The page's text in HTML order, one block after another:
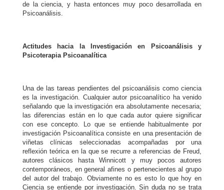
de la ciencia, y hasta entonces muy poco desarrollada en
Psicoanálisis.
Actitudes hacia la Investigación en Psicoanálisis y
Psicoterapia Psicoanalítica
Una de las tareas pendientes del psicoanálisis como ciencia
es la investigación. Cualquier autor psicoanalítico ha venido
señalando que la investigación era absolutamente necesaria;
las diferencias están en lo que cada autor quiere significar
con ese concepto. Lo que se entiende habitualmente por
investigación Psicoanalítica consiste en una presentación de
viñetas clínicas seleccionadas acompañadas por una
reflexión teórica en la que se recurre a referencias de Freud,
autores clásicos hasta Winnicott y muy pocos autores
contemporáneos, en general afines o pertenecientes al grupo
del autor del trabajo. Obviamente no es esto lo que hoy en
Ciencia se entiende por investigación. Sin duda no se trata